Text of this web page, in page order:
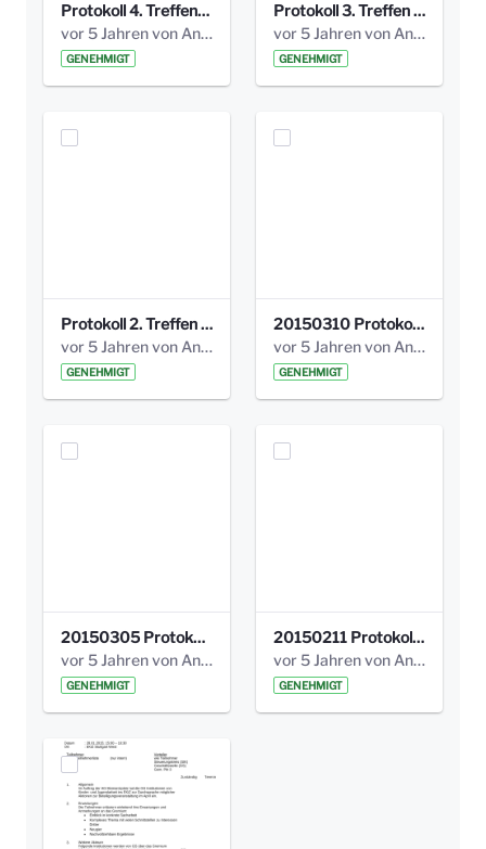
Protokoll 4. Treffen_20141113 AG Bismarckplatz.pdf
vor 5 Jahren von Anni Schlumberger
GENEHMIGT
Protokoll 3. Treffen 20141016 AG Bismarckplatz.pdf
vor 5 Jahren von Anni Schlumberger
GENEHMIGT
Protokoll 2. Treffen 20140315 AG Bismarckplatz.pdf
vor 5 Jahren von Anni Schlumberger
GENEHMIGT
20150310 Protokoll Bismarckplatz_UrbanG_02.pdf
vor 5 Jahren von Anni Schlumberger
GENEHMIGT
20150305 Protokoll Bismarckplatz _UrbanG_01.pdf
vor 5 Jahren von Anni Schlumberger
GENEHMIGT
20150211 Protokoll Bismarckplatz_Jugend_02b.pdf
vor 5 Jahren von Anni Schlumberger
GENEHMIGT